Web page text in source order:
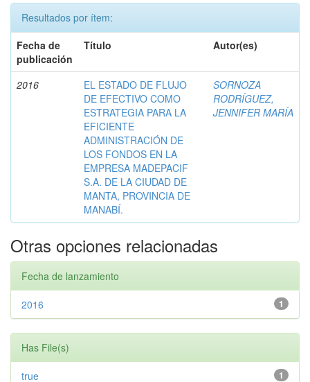
Resultados por ítem:
Fecha de
publicación
Título Autor(es)
2016
EL ESTADO DE FLUJO
DE EFECTIVO COMO
ESTRATEGIA PARA LA
EFICIENTE
ADMINISTRACIÓN DE
LOS FONDOS EN LA
EMPRESA MADEPACIF
S.A. DE LA CIUDAD DE
MANTA, PROVINCIA DE
MANABÍ.
SORNOZA
RODRÍGUEZ,
JENNIFER MARÍA
Otras opciones relacionadas
Fecha de lanzamiento
1
2016
Has File(s)
1
true